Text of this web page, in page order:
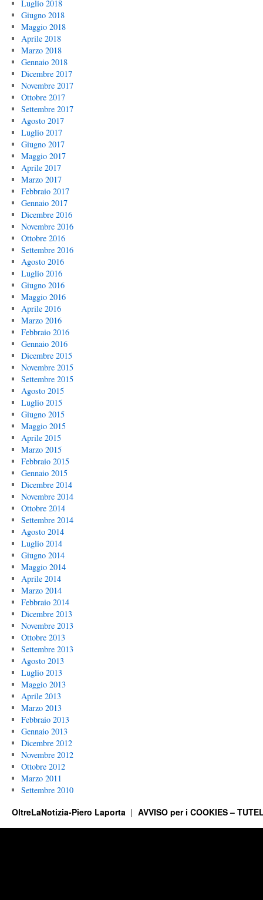
Luglio 2018
Giugno 2018
Maggio 2018
Aprile 2018
Marzo 2018
Gennaio 2018
Dicembre 2017
Novembre 2017
Ottobre 2017
Settembre 2017
Agosto 2017
Luglio 2017
Giugno 2017
Maggio 2017
Aprile 2017
Marzo 2017
Febbraio 2017
Gennaio 2017
Dicembre 2016
Novembre 2016
Ottobre 2016
Settembre 2016
Agosto 2016
Luglio 2016
Giugno 2016
Maggio 2016
Aprile 2016
Marzo 2016
Febbraio 2016
Gennaio 2016
Dicembre 2015
Novembre 2015
Settembre 2015
Agosto 2015
Luglio 2015
Giugno 2015
Maggio 2015
Aprile 2015
Marzo 2015
Febbraio 2015
Gennaio 2015
Dicembre 2014
Novembre 2014
Ottobre 2014
Settembre 2014
Agosto 2014
Luglio 2014
Giugno 2014
Maggio 2014
Aprile 2014
Marzo 2014
Febbraio 2014
Dicembre 2013
Novembre 2013
Ottobre 2013
Settembre 2013
Agosto 2013
Luglio 2013
Maggio 2013
Aprile 2013
Marzo 2013
Febbraio 2013
Gennaio 2013
Dicembre 2012
Novembre 2012
Ottobre 2012
Marzo 2011
Settembre 2010
OltreLaNotizia-Piero Laporta AVVISO per i COOKIES –